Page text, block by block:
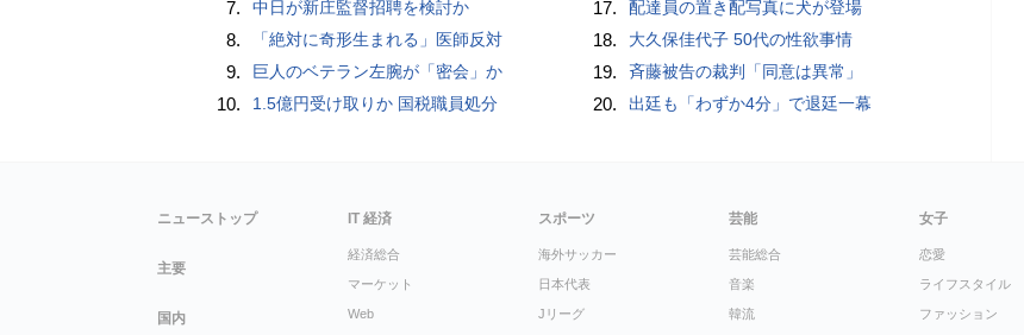
7. 中日が新庄監督招聘を検討か
8. 「絶対に奇形生まれる」医師反対
9. 巨人のベテラン左腕が「密会」か
10. 1.5億円受け取りか 国税職員処分
17. 配達員の置き配写真に犬が登場
18. 大久保佳代子 50代の性欲事情
19. 斉藤被告の裁判「同意は異常」
20. 出廷も「わずか4分」で退廷一幕
ニューストップ
主要
国内
IT 経済
経済総合
マーケット
Web
スポーツ
海外サッカー
日本代表
Jリーグ
芸能
芸能総合
音楽
韓流
女子
恋愛
ライフスタイル
ファッション